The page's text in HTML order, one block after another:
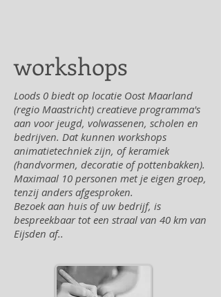
workshops
Loods 0 biedt op locatie Oost Maarland
(regio Maastricht) creatieve programma's
aan voor jeugd, volwassenen, scholen en
bedrijven. Dat kunnen workshops
animatietechniek zijn, of keramiek
(handvormen, decoratie of pottenbakken).
Maximaal 10 personen met je eigen groep,
tenzij anders afgesproken.
Bezoek aan huis of uw bedrijf, is
bespreekbaar tot een straal van 40 km van
Eijsden af..